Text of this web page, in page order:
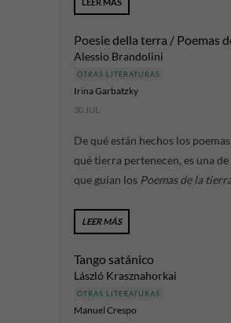
Poesie della terra / Poemas
Alessio Brandolini
OTRAS LITERATURAS
Irina Garbatzky
30 JUL
De qué están hechos los
qué tierra pertenecen, es una
que guían los Poemas de la
LEER MÁS
Tango satánico
László Krasznahorkai
OTRAS LITERATURAS
Manuel Crespo